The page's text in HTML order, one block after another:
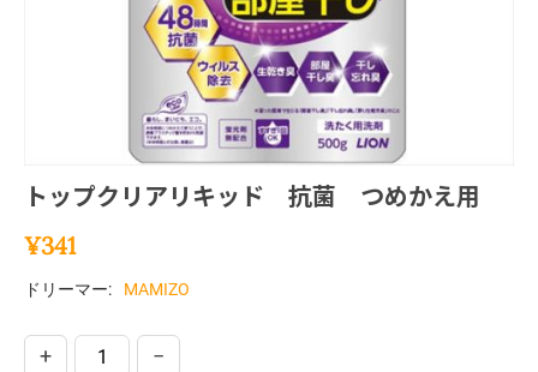
トップクリアリキッド 抗菌 つめかえ用
¥341
ドリーマー: MAMIZO
+ −